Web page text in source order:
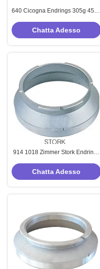
640 Cicogna Endrings 305g 450g
tessili rotanti
Chatta Adesso
914 1018 Zimmer Stork Endrings
da stampa rotativa
Chatta Adesso